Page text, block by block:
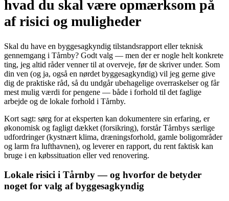
hvad du skal være opmærksom på
af risici og muligheder
Skal du have en byggesagkyndig tilstandsrapport eller teknisk
gennemgang i Tårnby? Godt valg — men der er nogle helt konkrete
ting, jeg altid råder venner til at overveje, før de skriver under. Som
din ven (og ja, også en nørdet byggesagkyndig) vil jeg gerne give
dig de praktiske råd, så du undgår ubehagelige overraskelser og får
mest mulig værdi for pengene — både i forhold til det faglige
arbejde og de lokale forhold i Tårnby.
Kort sagt: sørg for at eksperten kan dokumentere sin erfaring, er
økonomisk og fagligt dækket (forsikring), forstår Tårnbys særlige
udfordringer (kystnært klima, dræningsforhold, gamle boligområder
og larm fra lufthavnen), og leverer en rapport, du rent faktisk kan
bruge i en købssituation eller ved renovering.
Lokale risici i Tårnby — og hvorfor de betyder
noget for valg af byggesagkyndig